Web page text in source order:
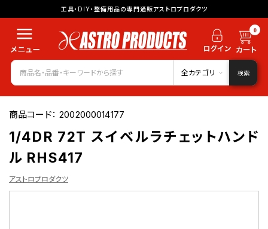
工具・DIY・整備用品の専門通販アストロプロダクツ
0
全カテゴリ 検索
商品コード：2002000014177
1/4DR 72T スイベルラチェットハンド
ル RHS417
アストロプロダクツ